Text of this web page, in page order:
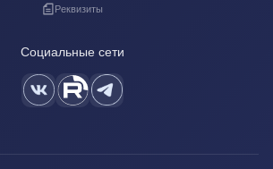
Реквизиты
Социальные сети